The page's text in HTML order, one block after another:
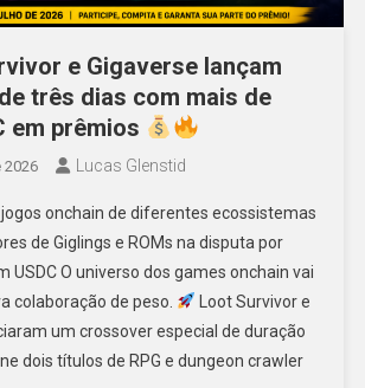
e Gigaverse lançam
três dias com mais de
em prêmios
2026 Lucas Glenstid
onchain de diferentes ecossistemas
de Giglings e ROMs na disputa por
USDC O universo dos games onchain vai
colaboração de peso.
Loot Survivor e
um crossover especial de duração
dois títulos de RPG e dungeon crawler